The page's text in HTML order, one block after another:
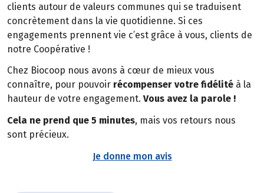
clients autour de valeurs communes qui se traduisent
concrètement dans la vie quotidienne. Si ces
engagements prennent vie c’est grâce à vous, clients de
notre Coopérative !
Chez Biocoop nous avons à cœur de mieux vous
connaître, pour pouvoir récompenser votre fidélité à la
hauteur de votre engagement. Vous avez la parole !
Cela ne prend que 5 minutes, mais vos retours nous
sont précieux.
Je donne mon avis